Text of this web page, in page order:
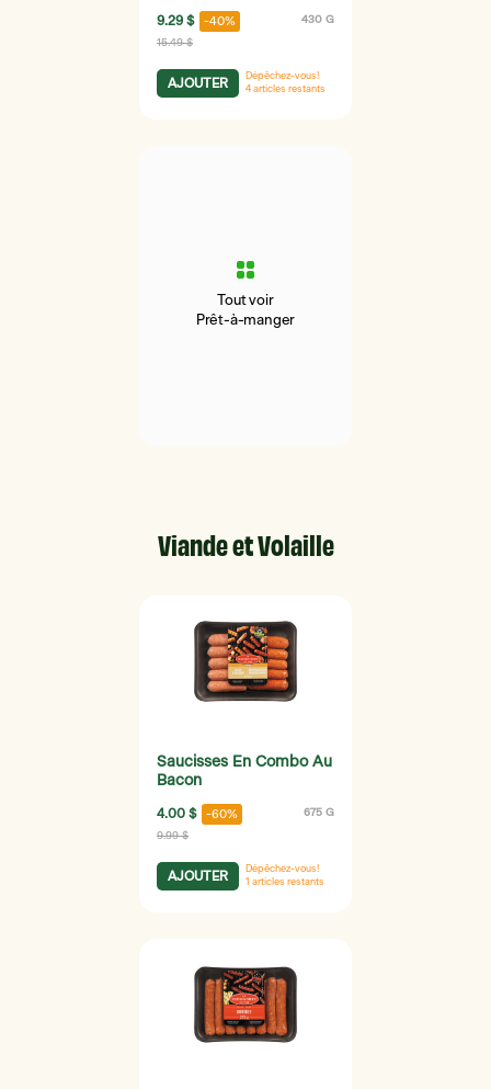
9.29 $ -40% 430 G
15.49 $
AJOUTER
Dépêchez-vous!
4 articles restants
Tout voir
Prêt-à-manger
Viande et Volaille
Saucisses En Combo Au
Bacon
4.00 $ -60% 675 G
9.99 $
AJOUTER
Dépêchez-vous!
1 articles restants